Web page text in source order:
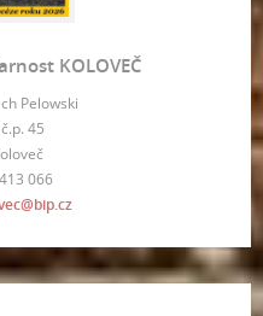
KOLOVEČ
Pelowski
45
066